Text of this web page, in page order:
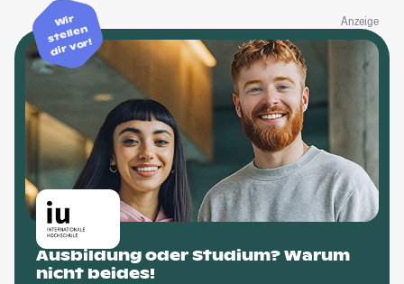
Anzeige
Wir
stellen
dir vor!
Ausbildung oder Studium? Warum
nicht beides!